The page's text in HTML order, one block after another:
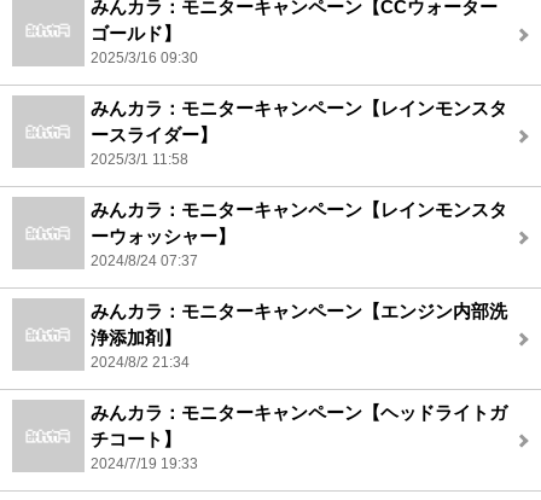
みんカラ：モニターキャンペーン【CCウォーター
ゴールド】
2025/3/16 09:30
みんカラ：モニターキャンペーン【レインモンスタ
ースライダー】
2025/3/1 11:58
みんカラ：モニターキャンペーン【レインモンスタ
ーウォッシャー】
2024/8/24 07:37
みんカラ：モニターキャンペーン【エンジン内部洗
浄添加剤】
2024/8/2 21:34
みんカラ：モニターキャンペーン【ヘッドライトガ
チコート】
2024/7/19 19:33